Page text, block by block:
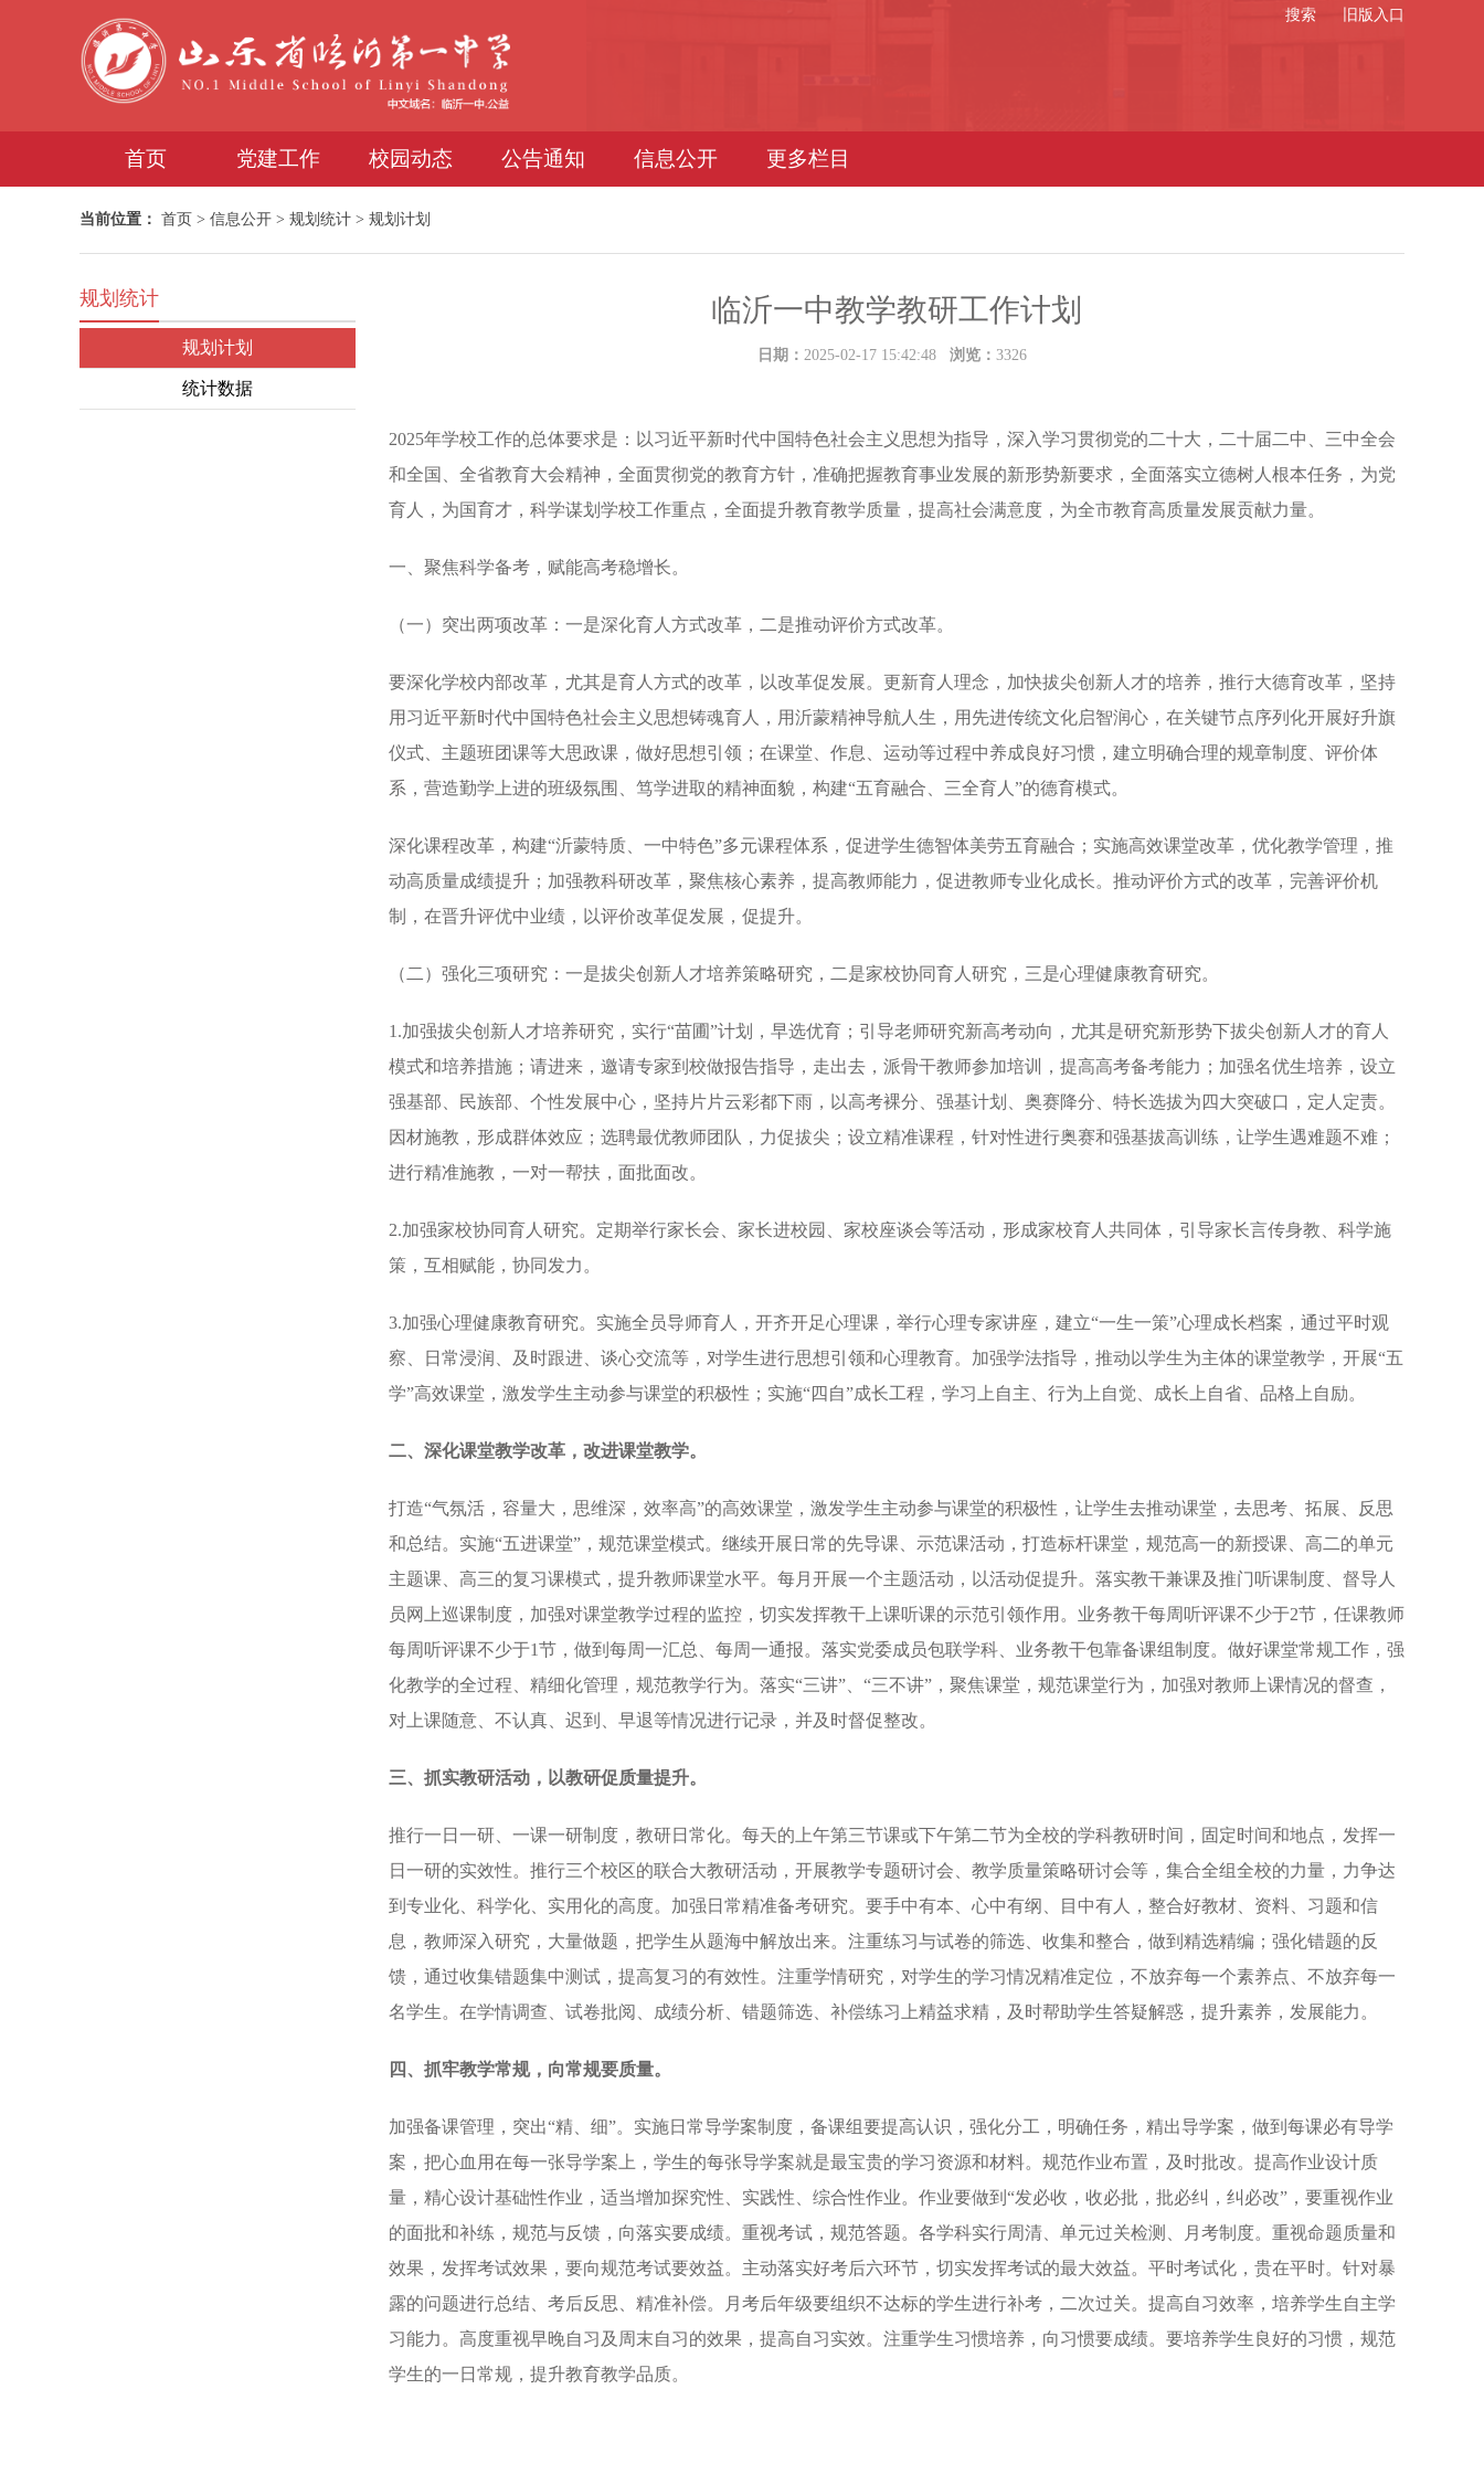
搜索 旧版入口
首页 党建工作 校园动态 公告通知 信息公开 更多栏目
当前位置： 首页 > 信息公开 > 规划统计 > 规划计划
规划统计
规划计划
统计数据
临沂一中教学教研工作计划
日期： 2025-02-17 15:42:48 浏览： 3326
2025年学校工作的总体要求是：以习近平新时代中国特色社会主义思想为指导，深入学习贯彻党的二十大，二十届二中、三中全会
和全国、全省教育大会精神，全面贯彻党的教育方针，准确把握教育事业发展的新形势新要求，全面落实立德树人根本任务，为党
育人，为国育才，科学谋划学校工作重点，全面提升教育教学质量，提高社会满意度，为全市教育高质量发展贡献力量。
一、聚焦科学备考，赋能高考稳增长。
（一）突出两项改革：一是深化育人方式改革，二是推动评价方式改革。
要深化学校内部改革，尤其是育人方式的改革，以改革促发展。更新育人理念，加快拔尖创新人才的培养，推行大德育改革，坚持
用习近平新时代中国特色社会主义思想铸魂育人，用沂蒙精神导航人生，用先进传统文化启智润心，在关键节点序列化开展好升旗
仪式、主题班团课等大思政课，做好思想引领；在课堂、作息、运动等过程中养成良好习惯，建立明确合理的规章制度、评价体
系，营造勤学上进的班级氛围、笃学进取的精神面貌，构建“五育融合、三全育人”的德育模式。
深化课程改革，构建“沂蒙特质、一中特色”多元课程体系，促进学生德智体美劳五育融合；实施高效课堂改革，优化教学管理，推
动高质量成绩提升；加强教科研改革，聚焦核心素养，提高教师能力，促进教师专业化成长。推动评价方式的改革，完善评价机
制，在晋升评优中业绩，以评价改革促发展，促提升。
（二）强化三项研究：一是拔尖创新人才培养策略研究，二是家校协同育人研究，三是心理健康教育研究。
1.加强拔尖创新人才培养研究，实行“苗圃”计划，早选优育；引导老师研究新高考动向，尤其是研究新形势下拔尖创新人才的育人
模式和培养措施；请进来，邀请专家到校做报告指导，走出去，派骨干教师参加培训，提高高考备考能力；加强名优生培养，设立
强基部、民族部、个性发展中心，坚持片片云彩都下雨，以高考裸分、强基计划、奥赛降分、特长选拔为四大突破口，定人定责。
因材施教，形成群体效应；选聘最优教师团队，力促拔尖；设立精准课程，针对性进行奥赛和强基拔高训练，让学生遇难题不难；
进行精准施教，一对一帮扶，面批面改。
2.加强家校协同育人研究。定期举行家长会、家长进校园、家校座谈会等活动，形成家校育人共同体，引导家长言传身教、科学施
策，互相赋能，协同发力。
3.加强心理健康教育研究。实施全员导师育人，开齐开足心理课，举行心理专家讲座，建立“一生一策”心理成长档案，通过平时观
察、日常浸润、及时跟进、谈心交流等，对学生进行思想引领和心理教育。加强学法指导，推动以学生为主体的课堂教学，开展“五
学”高效课堂，激发学生主动参与课堂的积极性；实施“四自”成长工程，学习上自主、行为上自觉、成长上自省、品格上自励。
二、 深化课堂教学改革，改进课堂教学。
打造“气氛活，容量大，思维深，效率高”的高效课堂，激发学生主动参与课堂的积极性，让学生去推动课堂，去思考、拓展、反思
和总结。实施“五进课堂”，规范课堂模式。继续开展日常的先导课、示范课活动，打造标杆课堂，规范高一的新授课、高二的单元
主题课、高三的复习课模式，提升教师课堂水平。每月开展一个主题活动，以活动促提升。落实教干兼课及推门听课制度、督导人
员网上巡课制度，加强对课堂教学过程的监控，切实发挥教干上课听课的示范引领作用。业务教干每周听评课不少于2节，任课教师
每周听评课不少于1节，做到每周一汇总、每周一通报。落实党委成员包联学科、业务教干包靠备课组制度。做好课堂常规工作，强
化教学的全过程、精细化管理，规范教学行为。落实“三讲”、“三不讲”，聚焦课堂，规范课堂行为，加强对教师上课情况的督查，
对上课随意、不认真、迟到、早退等情况进行记录，并及时督促整改。
三、抓实教研活动，以教研促质量提升。
推行一日一研、一课一研制度，教研日常化。每天的上午第三节课或下午第二节为全校的学科教研时间，固定时间和地点，发挥一
日一研的实效性。推行三个校区的联合大教研活动，开展教学专题研讨会、教学质量策略研讨会等，集合全组全校的力量，力争达
到专业化、科学化、实用化的高度。加强日常精准备考研究。要手中有本、心中有纲、目中有人，整合好教材、资料、习题和信
息，教师深入研究，大量做题，把学生从题海中解放出来。注重练习与试卷的筛选、收集和整合，做到精选精编；强化错题的反
馈，通过收集错题集中测试，提高复习的有效性。注重学情研究，对学生的学习情况精准定位，不放弃每一个素养点、不放弃每一
名学生。在学情调查、试卷批阅、成绩分析、错题筛选、补偿练习上精益求精，及时帮助学生答疑解惑，提升素养，发展能力。
四、 抓牢教学常规，向常规要质量。
加强备课管理，突出“精、细”。实施日常导学案制度，备课组要提高认识，强化分工，明确任务，精出导学案，做到每课必有导学
案，把心血用在每一张导学案上，学生的每张导学案就是最宝贵的学习资源和材料。规范作业布置，及时批改。提高作业设计质
量，精心设计基础性作业，适当增加探究性、实践性、综合性作业。作业要做到“发必收，收必批，批必纠，纠必改”，要重视作业
的面批和补练，规范与反馈，向落实要成绩。重视考试，规范答题。各学科实行周清、单元过关检测、月考制度。重视命题质量和
效果，发挥考试效果，要向规范考试要效益。主动落实好考后六环节，切实发挥考试的最大效益。平时考试化，贵在平时。针对暴
露的问题进行总结、考后反思、精准补偿。月考后年级要组织不达标的学生进行补考，二次过关。提高自习效率，培养学生自主学
习能力。高度重视早晚自习及周末自习的效果，提高自习实效。注重学生习惯培养，向习惯要成绩。要培养学生良好的习惯，规范
学生的一日常规，提升教育教学品质。